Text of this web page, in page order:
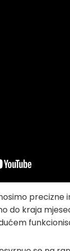
do kraja